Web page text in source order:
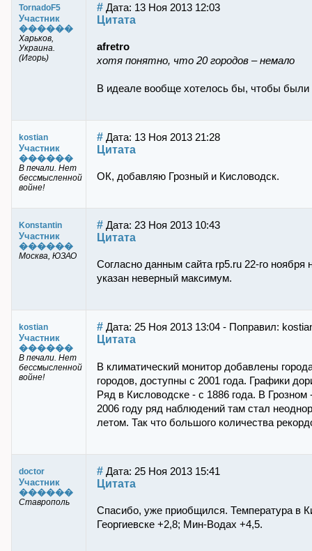
TornadoF5
Участник
������
Харьков,
Украина.
(Игорь)
# Дата: 13 Ноя 2013 12:03
Цитата
afretro
хотя понятно, что 20 городов – немало
В идеале вообще хотелось бы, чтобы были
kostian
Участник
������
В печали. Нет
бессмысленной
войне!
# Дата: 13 Ноя 2013 21:28
Цитата
ОК, добавляю Грозный и Кисловодск.
Konstantin
Участник
������
Москва, ЮЗАО
# Дата: 23 Ноя 2013 10:43
Цитата
Согласно данным сайта rp5.ru 22-го
указан неверный максимум.
kostian
Участник
������
В печали. Нет
бессмысленной
войне!
# Дата: 25 Ноя 2013 13:04 - Поправил:
Цитата
В климатический монитор добавлены
городов, доступны с 2001 года. Графики
Ряд в Кисловодске - с 1886 года. В
2006 году ряд наблюдений там стал
летом. Так что большого количества
doctor
Участник
������
Ставрополь
# Дата: 25 Ноя 2013 15:41
Цитата
Спасибо, уже приобщился. Температура в
Георгиевске +2,8; Мин-Водах +4,5.